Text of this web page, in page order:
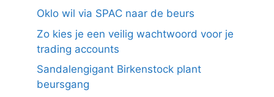
Oklo wil via SPAC naar de beurs
Zo kies je een veilig wachtwoord voor je
trading accounts
Sandalengigant Birkenstock plant
beursgang